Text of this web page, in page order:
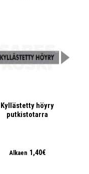
Kyllästetty höyry
putkistotarra
Alkaen 1,40€